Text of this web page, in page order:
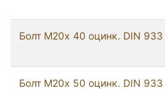
Болт М20х 40 оцинк. DIN 933
Болт М20х 50 оцинк. DIN 933